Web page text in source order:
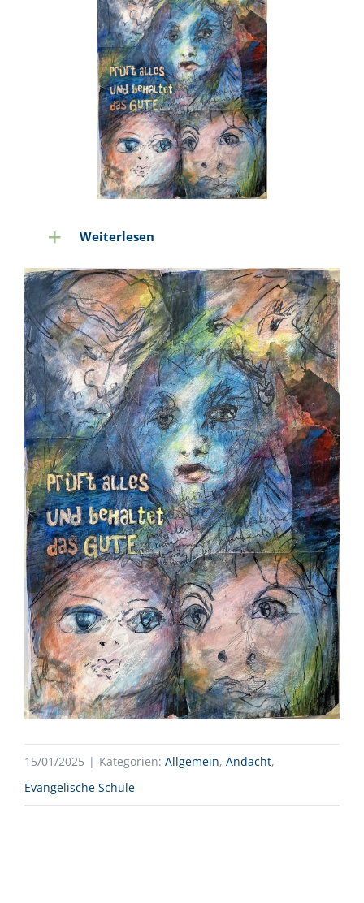
Weiterlesen
15/01/2025 | Kategorien: Allgemein, Andacht,
Evangelische Schule